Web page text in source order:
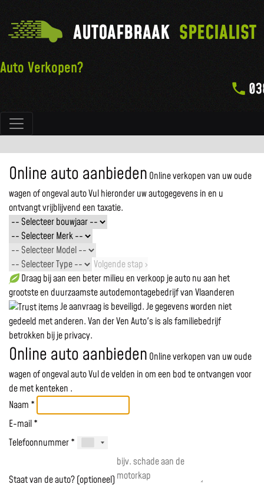
Hoofdnavigatie
AUTOAFBRAAK SPECIALIST
Auto Verkopen?
Online auto aanbieden Online verkopen van uw oude
wagen of ongeval autoVul hieronder uw autogegevens in en u
ontvangt vrijblijvend een taxatie.
Volgende stap ›
Draag bij aan een beter milieu en verkoop je auto nu aan het
grootste en duurzaamste autodemontagebedrijf van Vlaanderen
Je aanvraag is beveiligd. Je gegevens worden niet
gedeeld met anderen. Van der Ven Auto's is als familiebedrijf
betrokken bij je privacy.
Online auto aanbieden Online verkopen van uw oude
wagen of ongeval autoVul de velden in om een bod te ontvangen voor
demet kenteken .
Naam *
E-mail *
Telefoonnummer *
Staat van de auto? (optioneel)